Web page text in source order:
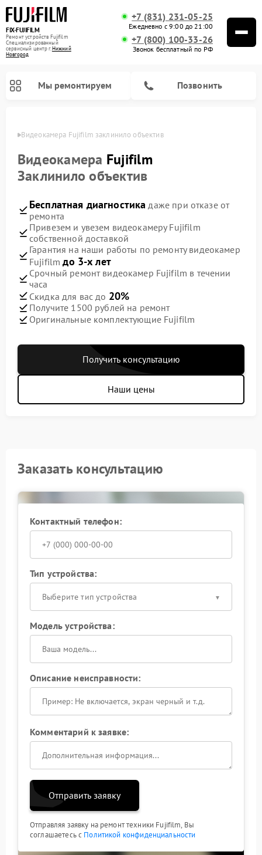
FIX-FUJIFILM
Ремонт устройств Fujifilm
Специализированный
cервисный центр г.Нижний
Новгород
+7 (831) 231-05-25
Ежедневно с 9:00 до 21:00
+7 (800) 100-33-26
Звонок бесплатный по РФ
Мы ремонтируем Позвонить
Видеокамера Fujifilm заклинило объектив
Видеокамера Fujifilm
Заклинило объектив
Бесплатная диагностика даже при отказе от
ремонта
Привезем и увезем видеокамеру Fujifilm
собственной доставкой
Гарантия на наши работы по ремонту видеокамер
Fujifilmдо 3-х лет
Срочный ремонт видеокамер Fujifilm в течении
часа
Скидка для вас до 20%
Получите 1500 рублей на ремонт
Оригинальные комплектующие Fujifilm
Получить консультацию
Наши цены
Заказать консультацию
Контактный телефон:
Тип устройства:
Выберите тип устройства
Модель устройства:
Описание неисправности:
Комментарий к заявке:
Отправить заявку
Отправляя заявку на ремонт техники Fujifilm, Вы
соглашаетесь с Политикой конфиденциальности